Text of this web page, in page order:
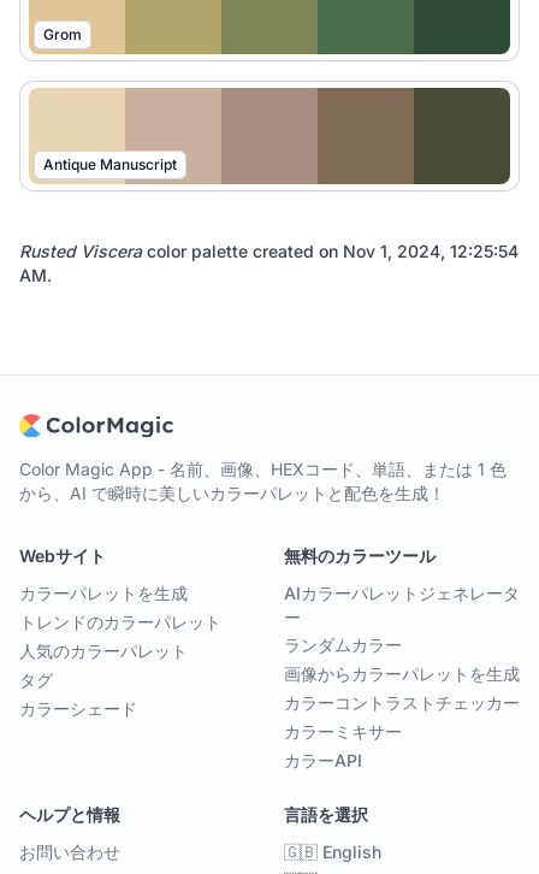
Grom
Antique Manuscript
Rusted Visceracolor palette created on Nov 1, 2024, 12:25:54
AM.
Color Magic App - 名前、画像、HEXコード、単語、または 1 色
から、AI で瞬時に美しいカラーパレットと配色を生成！
Webサイト
カラーパレットを生成
トレンドのカラーパレット
人気のカラーパレット
タグ
カラーシェード
無料のカラーツール
AIカラーパレットジェネレータ
ー
ランダムカラー
画像からカラーパレットを生成
カラーコントラストチェッカー
カラーミキサー
カラーAPI
ヘルプと情報
お問い合わせ
言語を選択
🇬🇧 English